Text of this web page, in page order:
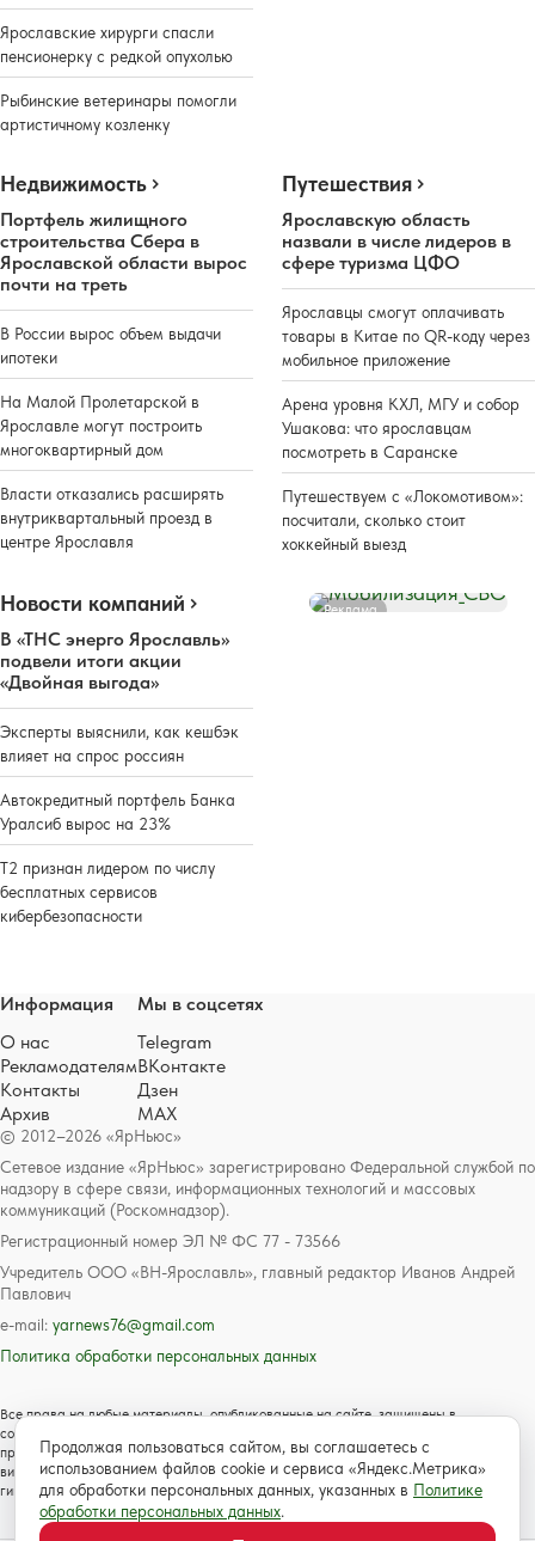
Ярославские хирурги спасли
пенсионерку с редкой опухолью
Рыбинские ветеринары помогли
артистичному козленку
Недвижимость
Портфель жилищного
строительства Сбера в
Ярославской области вырос
почти на треть
В России вырос объем выдачи
ипотеки
На Малой Пролетарской в
Ярославле могут построить
многоквартирный дом
Власти отказались расширять
внутриквартальный проезд в
центре Ярославля
Путешествия
Ярославскую область
назвали в числе лидеров в
сфере туризма ЦФО
Ярославцы смогут оплачивать
товары в Китае по QR-коду через
мобильное приложение
Арена уровня КХЛ, МГУ и собор
Ушакова: что ярославцам
посмотреть в Саранске
Путешествуем с «Локомотивом»:
посчитали, сколько стоит
хоккейный выезд
Новости компаний
В «ТНС энерго Ярославль»
подвели итоги акции
«Двойная выгода»
Эксперты выяснили, как кешбэк
влияет на спрос россиян
Автокредитный портфель Банка
Уралсиб вырос на 23%
Т2 признан лидером по числу
бесплатных сервисов
кибербезопасности
Реклама
© 2012–2026 «ЯрНьюс»
Сетевое издание «ЯрНьюс» зарегистрировано Федеральной службой по
надзору в сфере связи, информационных технологий и массовых
коммуникаций (Роскомнадзор).
Регистрационный номер ЭЛ № ФС 77 - 73566
Учредитель ООО «ВН-Ярославль», главный редактор Иванов Андрей
Павлович
e-mail: yarnews76@gmail.com
Политика обработки персональных данных
Все права на любые материалы, опубликованные на сайте, защищены в
соответствии с российским и международным законодательством об авторском
праве и смежных правах. Любое использование текстовых, фото, аудио и
видеоматериалов возможно только с согласия правообладателя с обязательной
гиперссылкой на сайт https://www.yarnews.net; Для детей старше 16 лет.
Информация
О нас
Рекламодателям
Контакты
Архив
Мы в соцсетях
Telegram
ВКонтакте
Дзен
MAX
Продолжая пользоваться сайтом, вы соглашаетесь с
использованием файлов cookie и сервиса «Яндекс.Метрика»
для обработки персональных данных, указанных в Политике
обработки персональных данных.